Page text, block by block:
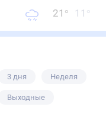
21 ° 11 °
3 дня Неделя
Выходные